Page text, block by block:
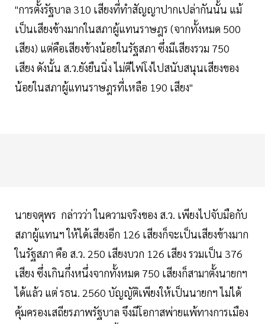
"การตั้งรัฐบาล 310 เสียงที่ทำสัญญาปากเปล่ากันนั้น แม้
เป็นเสียงข้างมากในสภาผู้แทนราษฎร (จากทั้งหมด 500
เสียง) แต่คือเสียงข้างน้อยในรัฐสภา ซึ่งมีเสียงรวม 750
เสียง ดังนั้น ส.ว.ยังยืนนิ่ง ไม่ตีไพ่โง่ไปสนับสนุนเสียงของ
น้อยในสภาผู้แทนราษฎรที่เหลือ 190 เสียง"
นายจตุพร กล่าวว่า ในความจริงของ ส.ว. เพียงไปจับมือกับ
สภาผู้แทนฯ ให้ได้เสียงอีก 126 เสียงก็จะเป็นเสียงข้างมาก
ในรัฐสภา คือ ส.ว. 250 เสียงบวก 126 เสียง รวมเป็น 376
เสียง ซึ่งเกินกึ่งหนึ่งจากทั้งหมด 750 เสียงก็สามาตั้งนายกฯ
ได้แล้ว แต่ รธน. 2560 บัญญัติเพียงให้เป็นนายกฯ ไม่ได้
คุ้มครองเสถียรภาพรัฐบาล จึงมีโอกาสพ่ายแพ้ทางการเมือง